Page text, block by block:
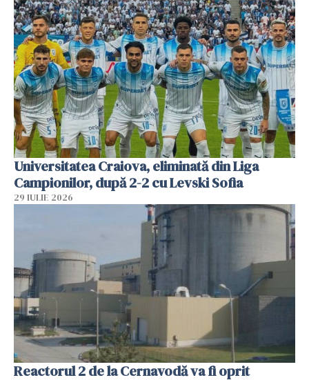
Universitatea Craiova, eliminată din Liga
Campionilor, după 2-2 cu Levski Sofia
29 IULIE 2026
Reactorul 2 de la Cernavodă va fi oprit